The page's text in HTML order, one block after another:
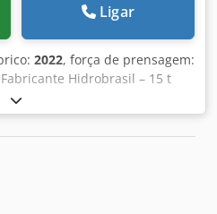
Ligar
2022, força de prensagem:
Hidrobrasil – 15 t
À venda está uma prensa
estrutura em C do fabricante
prensagem de até 15 t. A
oficinas e produção. ====